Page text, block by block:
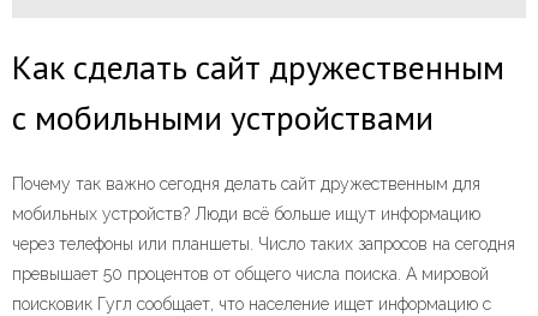
Как сделать сайт дружественным
с мобильными устройствами
Почему так важно сегодня делать сайт дружественным для
мобильных устройств? Люди всё больше ищут информацию
через телефоны или планшеты. Число таких запросов на сегодня
превышает 50 процентов от общего числа поиска. А мировой
поисковик Гугл сообщает, что население ищет информацию с